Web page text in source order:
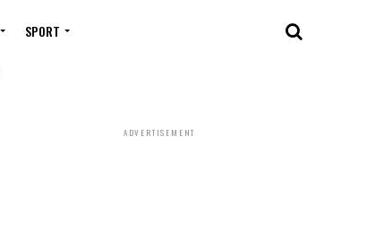
SPORT
ADVERTISEMENT